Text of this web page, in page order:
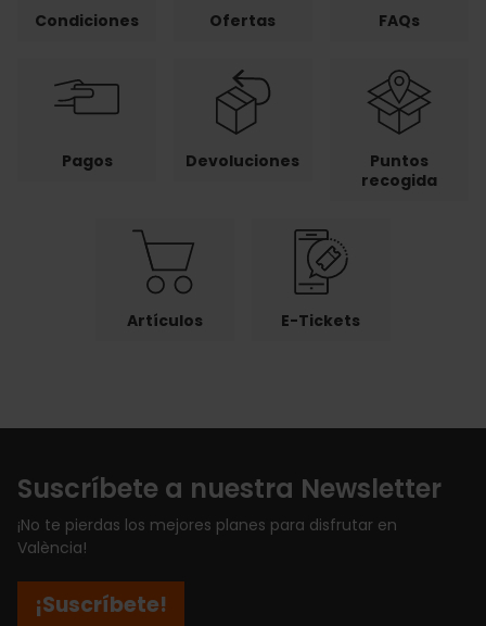
Condiciones Ofertas FAQs
Pagos Devoluciones
Puntos
recogida
Artículos E-Tickets
Suscríbete a nuestra Newsletter
¡No te pierdas los mejores planes para disfrutar en
València!
¡Suscríbete!